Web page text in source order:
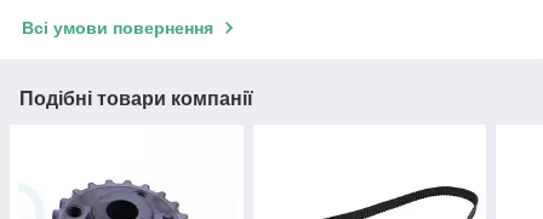
Всі умови повернення
Подібні товари компанії